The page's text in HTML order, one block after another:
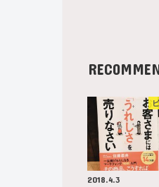
2018.4.3